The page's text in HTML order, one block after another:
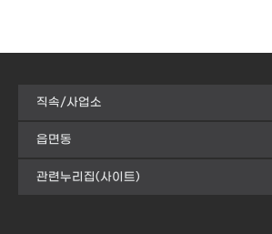
직속/사업소
읍면동
관련누리집(사이트)